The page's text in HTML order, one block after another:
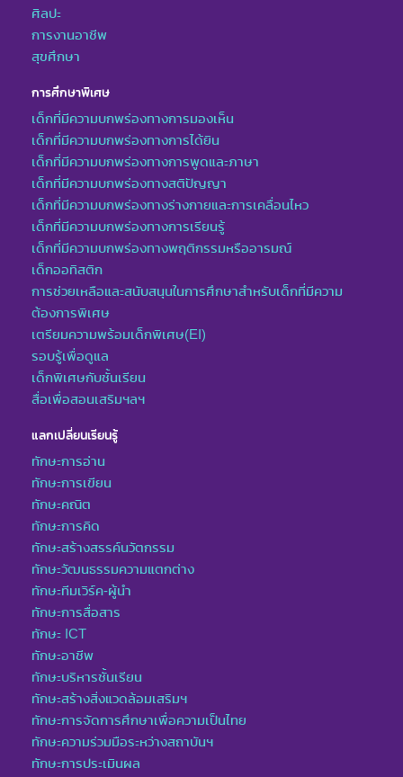
ศิลปะ
การงานอาชีพ
สุขศึกษา
การศึกษาพิเศษ
เด็กที่มีความบกพร่องทางการมองเห็น
เด็กที่มีความบกพร่องทางการได้ยิน
เด็กที่มีความบกพร่องทางการพูดและภาษา
เด็กที่มีความบกพร่องทางสติปัญญา
เด็กที่มีความบกพร่องทางร่างกายและการเคลื่อนไหว
เด็กที่มีความบกพร่องทางการเรียนรู้
เด็กที่มีความบกพร่องทางพฤติกรรมหรืออารมณ์
เด็กออทิสติก
การช่วยเหลือและสนับสนุนในการศึกษาสำหรับเด็กที่มีความ
ต้องการพิเศษ
เตรียมความพร้อมเด็กพิเศษ(EI)
รอบรู้เพื่อดูแล
เด็กพิเศษกับชั้นเรียน
สื่อเพื่อสอนเสริมฯลฯ
แลกเปลี่ยนเรียนรู้
ทักษะการอ่าน
ทักษะการเขียน
ทักษะคณิต
ทักษะการคิด
ทักษะสร้างสรรค์นวัตกรรม
ทักษะวัฒนธรรมความแตกต่าง
ทักษะทีมเวิร์ค-ผู้นำ
ทักษะการสื่อสาร
ทักษะ ICT
ทักษะอาชีพ
ทักษะบริหารชั้นเรียน
ทักษะสร้างสิ่งแวดล้อมเสริมฯ
ทักษะการจัดการศึกษาเพื่อความเป็นไทย
ทักษะความร่วมมือระหว่างสถาบันฯ
ทักษะการประเมินผล